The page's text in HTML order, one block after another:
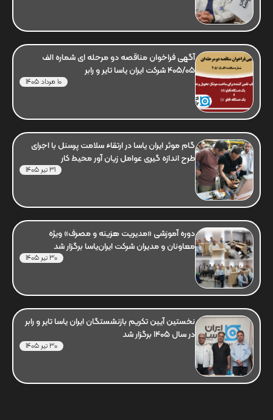
آگهی فراخوان مناقصه دو مرحله ای شماره الف
405/05 شرکت ایران یاسا تایر و رابر
10 مرداد 1405
گام موثر ایران یاسا در ارتقاء سلامت پرسنل با اجرای
طرح اندازه گیری عوامل زیان آور محیط کار
31 تیر 1405
دوره آموزشی «مدیریت هزینه و مصرف» ویژه
معاونان و مدیران شرکت ایران‌یاسا برگزار شد
30 تیر 1405
نخستین آیین تکریم بازنشستگان ایران یاسا تایر و رابر
در سال 1405 برگزار شد
30 تیر 1405